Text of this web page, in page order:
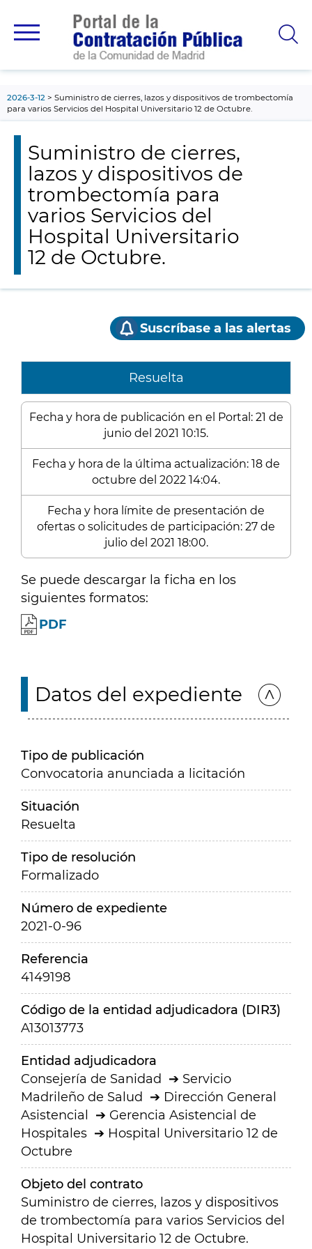
principal
2026-3-12
Suministro de cierres, lazos y dispositivos de trombectomía
para varios Servicios del Hospital Universitario 12 de Octubre.
Suministro de cierres,
lazos y dispositivos de
trombectomía para
varios Servicios del
Hospital Universitario
12 de Octubre.
Suscríbase a las alertas
Resuelta
Fecha y hora de publicación en el Portal: 21 de
junio del 2021 10:15.
Fecha y hora de la última actualización: 18 de
octubre del 2022 14:04.
Fecha y hora límite de presentación de
ofertas o solicitudes de participación: 27 de
julio del 2021 18:00.
Se puede descargar la ficha en los
siguientes formatos:
PDF
Datos del expediente
Tipo de publicación
Convocatoria anunciada a licitación
Situación
Resuelta
Tipo de resolución
Formalizado
Número de expediente
2021-0-96
Referencia
4149198
Código de la entidad adjudicadora (DIR3)
A13013773
Entidad adjudicadora
Consejería de Sanidad
Servicio
Madrileño de Salud
Dirección General
Asistencial
Gerencia Asistencial de
Hospitales
Hospital Universitario 12 de
Octubre
Objeto del contrato
Suministro de cierres, lazos y dispositivos
de trombectomía para varios Servicios del
Hospital Universitario 12 de Octubre.